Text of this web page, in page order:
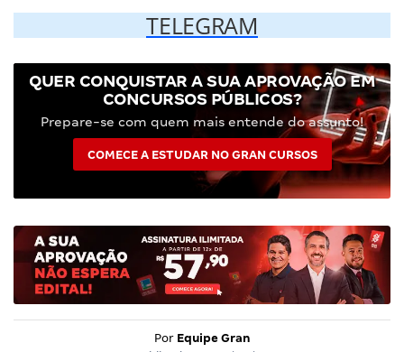
TELEGRAM
QUER CONQUISTAR A SUA APROVAÇÃO EM
CONCURSOS PÚBLICOS?
Prepare-se com quem mais entende do assunto!
COMECE A ESTUDAR NO GRAN CURSOS
Por Equipe Gran